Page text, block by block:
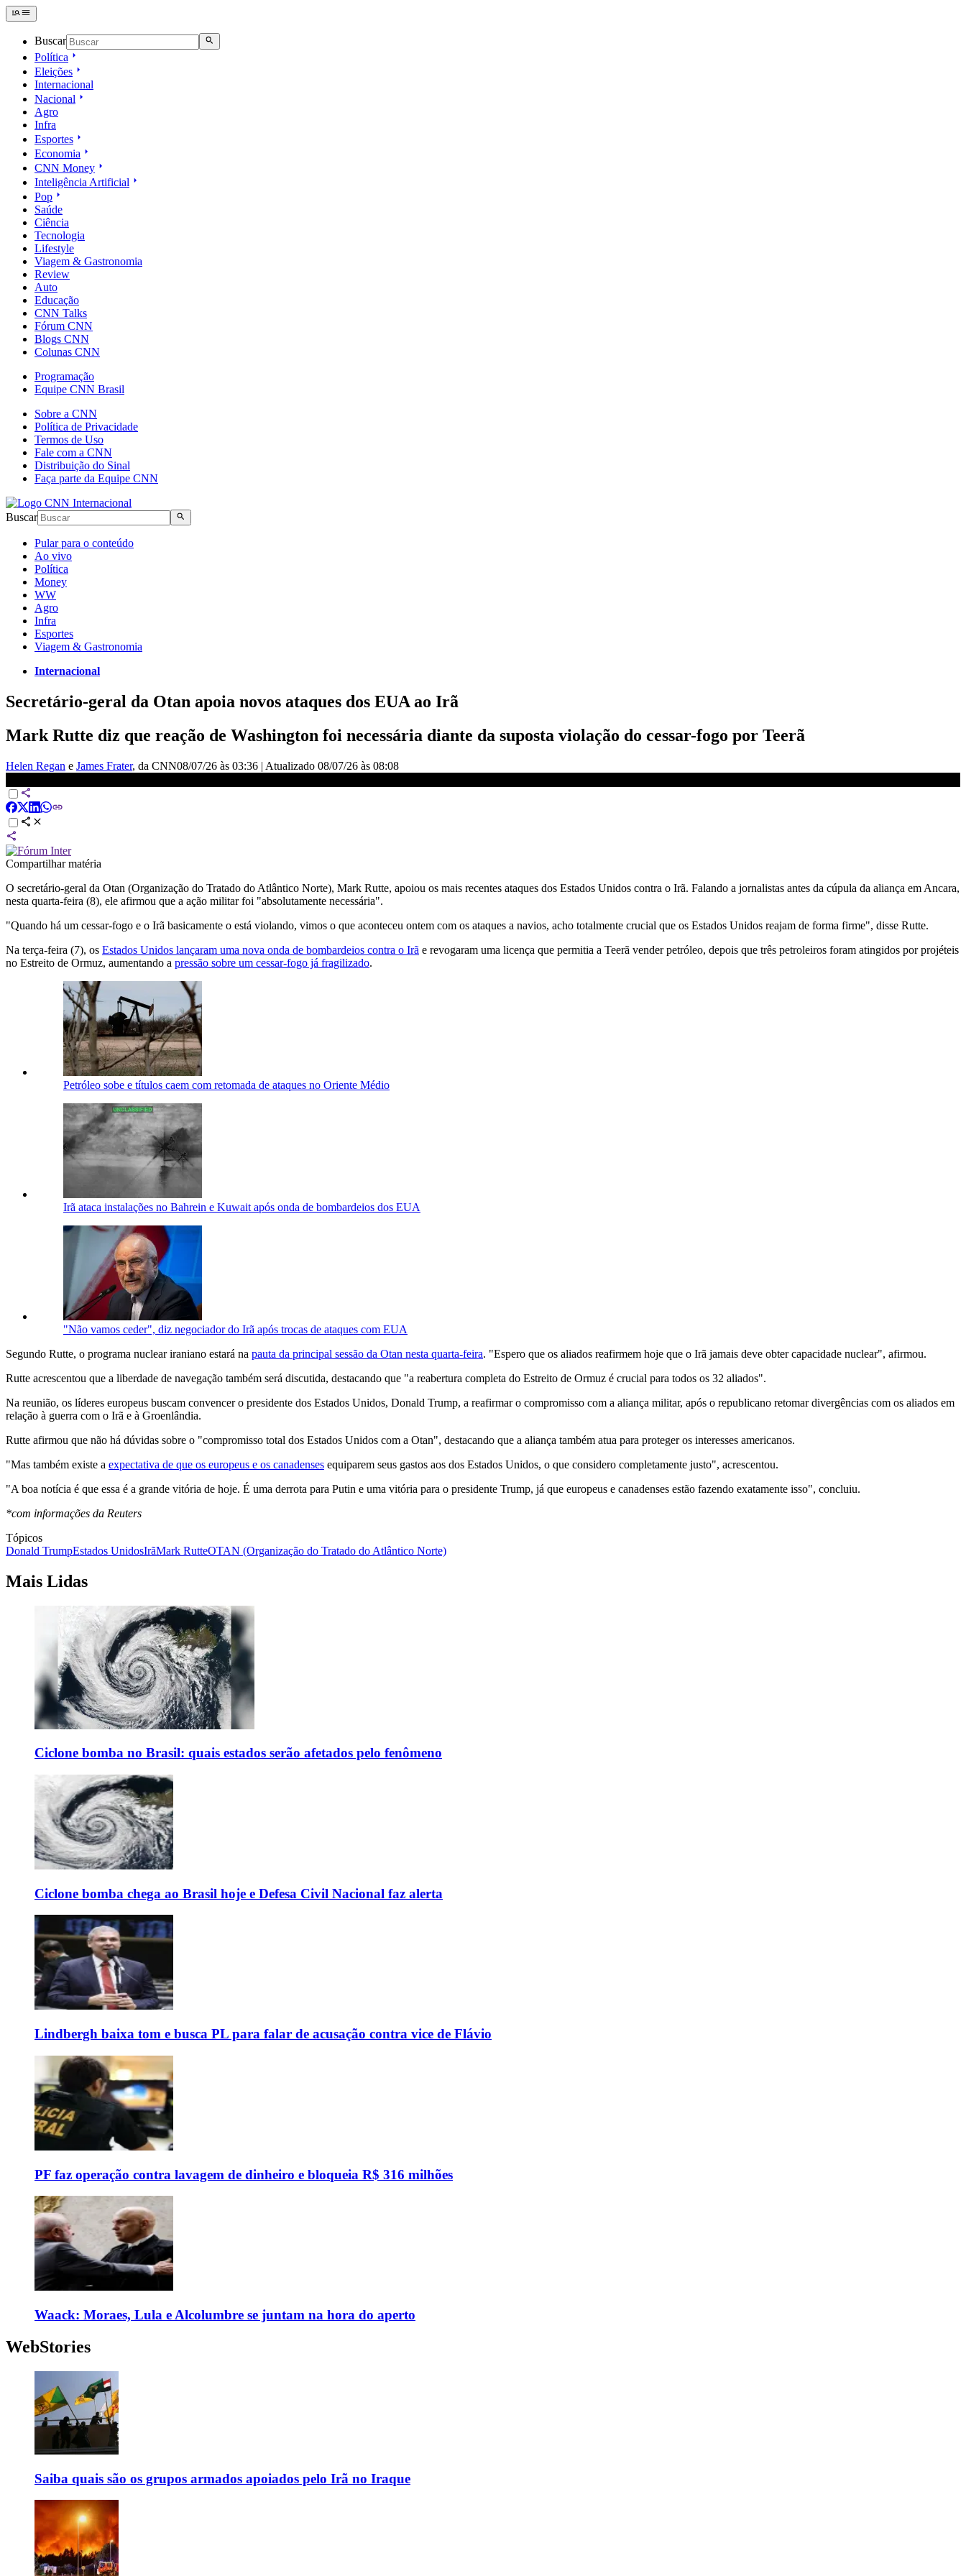
Buscar
Política
Eleições
Internacional
Nacional
Agro
Infra
Esportes
Economia
CNN Money
Inteligência Artificial
Pop
Saúde
Ciência
Tecnologia
Lifestyle
Viagem & Gastronomia
Review
Auto
Educação
CNN Talks
Fórum CNN
Blogs CNN
Colunas CNN
Programação
Equipe CNN Brasil
Sobre a CNN
Política de Privacidade
Termos de Uso
Fale com a CNN
Distribuição do Sinal
Faça parte da Equipe CNN
Buscar
Pular para o conteúdo
Ao vivo
Política
Money
WW
Agro
Infra
Esportes
Viagem & Gastronomia
Internacional
Secretário-geral da Otan apoia novos ataques dos EUA ao Irã
Mark Rutte diz que reação de Washington foi necessária diante da suposta violação do cessar-fogo por Teerã
Helen Regan e James Frater, da CNN08/07/26 às 03:36 | Atualizado 08/07/26 às 08:08
Compartilhar matéria
O secretário-geral da Otan (Organização do Tratado do Atlântico Norte), Mark Rutte, apoiou os mais recentes ataques dos Estados Unidos contra o Irã. Falando a jornalistas antes da cúpula da aliança em Ancara,
nesta quarta-feira (8), ele afirmou que a ação militar foi "absolutamente necessária".
"Quando há um cessar-fogo e o Irã basicamente o está violando, vimos o que aconteceu ontem com os ataques a navios, acho totalmente crucial que os Estados Unidos reajam de forma firme", disse Rutte.
Na terça-feira (7), os Estados Unidos lançaram uma nova onda de bombardeios contra o Irã e revogaram uma licença que permitia a Teerã vender petróleo, depois que três petroleiros foram atingidos por projéteis
no Estreito de Ormuz, aumentando a pressão sobre um cessar-fogo já fragilizado.
Petróleo sobe e títulos caem com retomada de ataques no Oriente Médio
Irã ataca instalações no Bahrein e Kuwait após onda de bombardeios dos EUA
"Não vamos ceder", diz negociador do Irã após trocas de ataques com EUA
Segundo Rutte, o programa nuclear iraniano estará na pauta da principal sessão da Otan nesta quarta-feira. "Espero que os aliados reafirmem hoje que o Irã jamais deve obter capacidade nuclear", afirmou.
Rutte acrescentou que a liberdade de navegação também será discutida, destacando que "a reabertura completa do Estreito de Ormuz é crucial para todos os 32 aliados".
Na reunião, os líderes europeus buscam convencer o presidente dos Estados Unidos, Donald Trump, a reafirmar o compromisso com a aliança militar, após o republicano retomar divergências com os aliados em
relação à guerra com o Irã e à Groenlândia.
Rutte afirmou que não há dúvidas sobre o "compromisso total dos Estados Unidos com a Otan", destacando que a aliança também atua para proteger os interesses americanos.
"Mas também existe a expectativa de que os europeus e os canadenses equiparem seus gastos aos dos Estados Unidos, o que considero completamente justo", acrescentou.
"A boa notícia é que essa é a grande vitória de hoje. É uma derrota para Putin e uma vitória para o presidente Trump, já que europeus e canadenses estão fazendo exatamente isso", concluiu.
*com informações da Reuters
Tópicos
Donald TrumpEstados UnidosIrãMark RutteOTAN (Organização do Tratado do Atlântico Norte)
Mais Lidas
Ciclone bomba no Brasil: quais estados serão afetados pelo fenômeno
Ciclone bomba chega ao Brasil hoje e Defesa Civil Nacional faz alerta
Lindbergh baixa tom e busca PL para falar de acusação contra vice de Flávio
PF faz operação contra lavagem de dinheiro e bloqueia R$ 316 milhões
Waack: Moraes, Lula e Alcolumbre se juntam na hora do aperto
WebStories
Saiba quais são os grupos armados apoiados pelo Irã no Iraque